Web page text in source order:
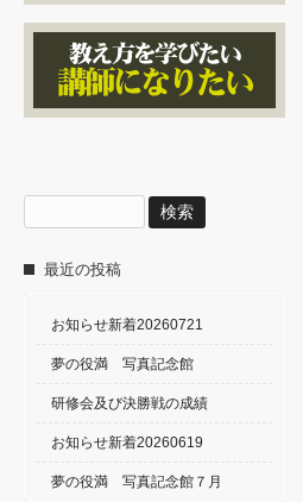
索:
最近の投稿
お知らせ新着20260721
夢の役満 写真記念館
研修会及び決勝戦の成績
お知らせ新着20260619
夢の役満 写真記念館７月